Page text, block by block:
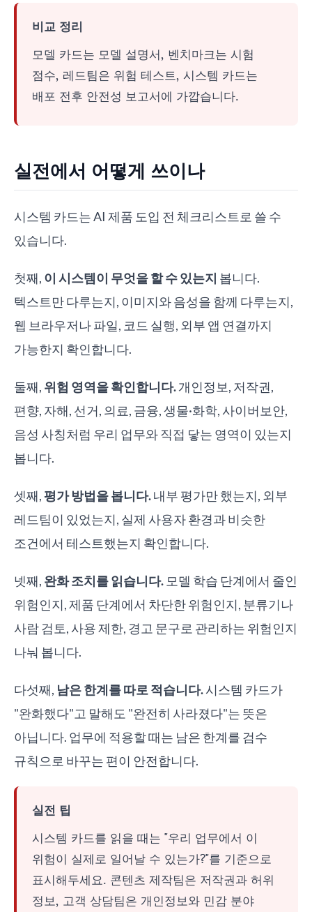
비교 정리
모델 카드는 모델 설명서, 벤치마크는 시험
점수, 레드팀은 위험 테스트, 시스템 카드는
배포 전후 안전성 보고서에 가깝습니다.
실전에서 어떻게 쓰이나
시스템 카드는 AI 제품 도입 전 체크리스트로 쓸 수
있습니다.
첫째, 이 시스템이 무엇을 할 수 있는지 봅니다.
텍스트만 다루는지, 이미지와 음성을 함께 다루는지,
웹 브라우저나 파일, 코드 실행, 외부 앱 연결까지
가능한지 확인합니다.
둘째, 위험 영역을 확인합니다.개인정보, 저작권,
편향, 자해, 선거, 의료, 금융, 생물·화학, 사이버보안,
음성 사칭처럼 우리 업무와 직접 닿는 영역이 있는지
봅니다.
셋째,평가 방법을 봅니다.내부 평가만 했는지, 외부
레드팀이 있었는지, 실제 사용자 환경과 비슷한
조건에서 테스트했는지 확인합니다.
넷째, 완화 조치를 읽습니다. 모델 학습 단계에서 줄인
위험인지, 제품 단계에서 차단한 위험인지, 분류기나
사람 검토, 사용 제한, 경고 문구로 관리하는 위험인지
나눠 봅니다.
다섯째, 남은 한계를 따로 적습니다.시스템 카드가
"완화했다"고 말해도 "완전히 사라졌다"는 뜻은
아닙니다. 업무에 적용할 때는 남은 한계를 검수
규칙으로 바꾸는 편이 안전합니다.
실전 팁
시스템 카드를 읽을 때는 "우리 업무에서 이
위험이 실제로 일어날 수 있는가?"를 기준으로
표시해두세요. 콘텐츠 제작팀은 저작권과 허위
정보, 고객 상담팀은 개인정보와 민감 분야